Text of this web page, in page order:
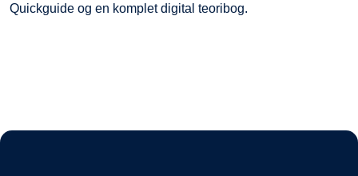
Quickguide og en komplet digital teoribog.